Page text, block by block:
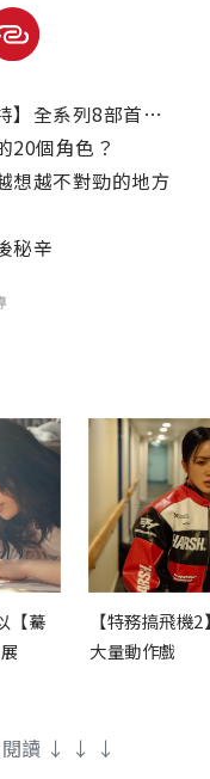
系列8部首度聯映
20個角色？
想越不對勁的地方
秘辛
【驀
【特務搞飛機
大量動作戲
閱讀 ↓ ↓ ↓